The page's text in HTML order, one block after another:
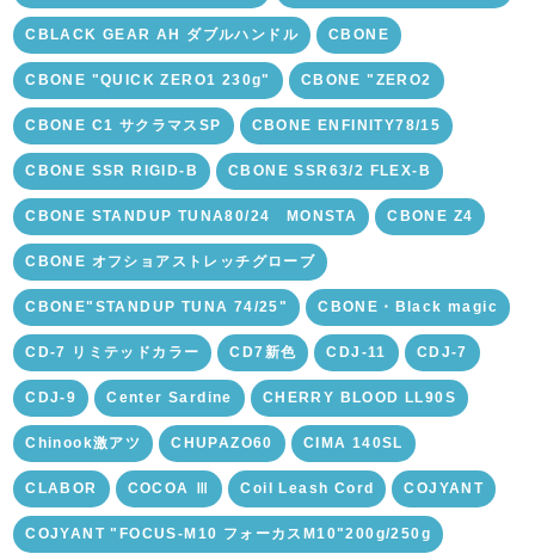
CBLACK GEAR AH ダブルハンドル CBONE
CBONE "QUICK ZERO1 230g" CBONE "ZERO2
CBONE C1 サクラマスSP CBONE ENFINITY78/15
CBONE SSR RIGID-B CBONE SSR63/2 FLEX-B
CBONE STANDUP TUNA80/24 MONSTA CBONE Z4
CBONE オフショアストレッチグローブ
CBONE"STANDUP TUNA 74/25" CBONE・Black magic
CD-7 リミテッドカラー CD7新色 CDJ-11 CDJ-7
CDJ-9 Center Sardine CHERRY BLOOD LL90S
Chinook激アツ CHUPAZO60 CIMA 140SL
CLABOR COCOA Ⅲ Coil Leash Cord COJYANT
COJYANT "FOCUS-M10 フォーカスM10"200g/250g